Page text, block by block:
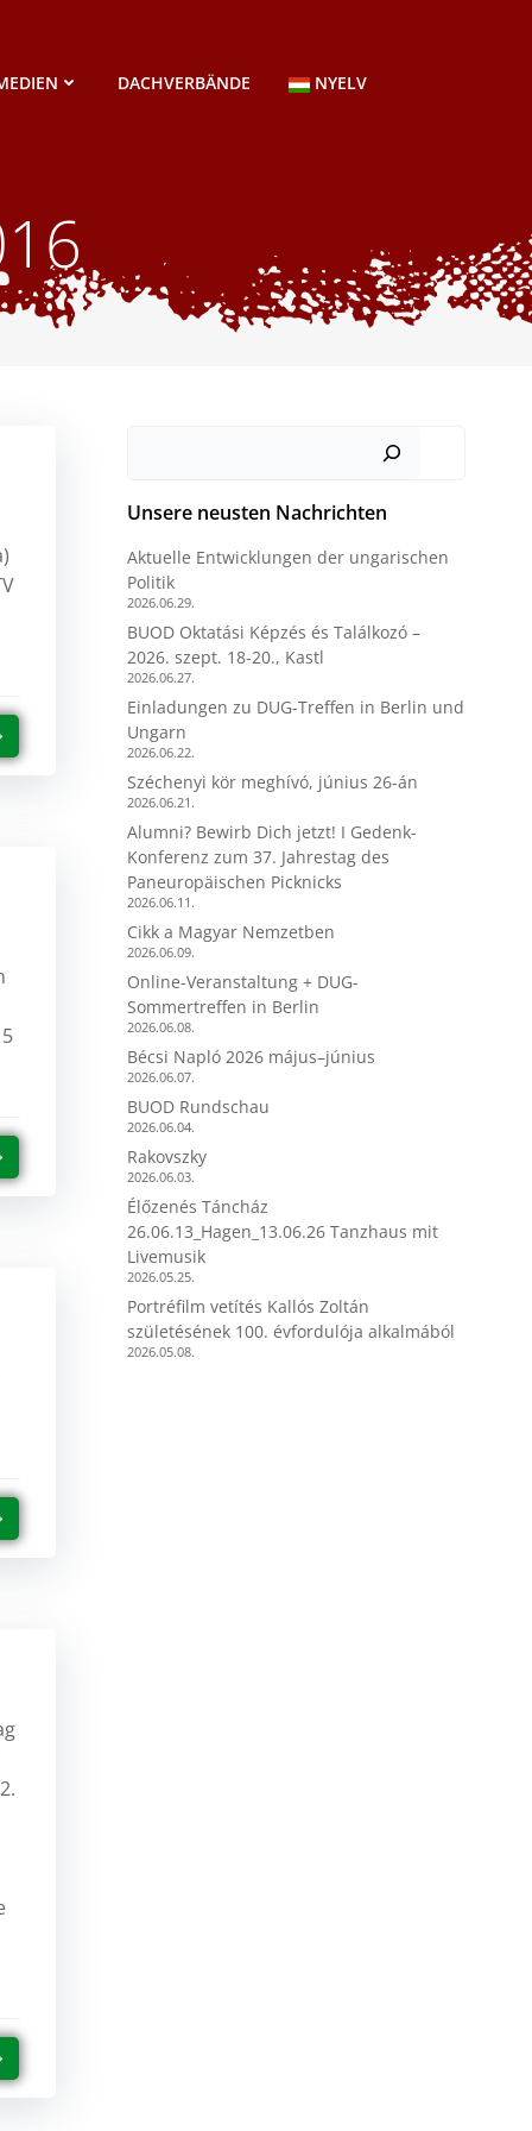
DACHVERBÄNDE NYELV
Unsere neusten Nachrichten
Aktuelle Entwicklungen der ungarischen
Politik
2026.06.29.
BUOD Oktatási Képzés és Találkozó –
2026. szept. 18-20., Kastl
2026.06.27.
Einladungen zu DUG-Treffen in Berlin und
Ungarn
2026.06.22.
Széchenyi kör meghívó, június 26-án
2026.06.21.
Alumni? Bewirb Dich jetzt! I Gedenk-
Konferenz zum 37. Jahrestag des
Paneuropäischen Picknicks
2026.06.11.
Cikk a Magyar Nemzetben
2026.06.09.
Online-Veranstaltung + DUG-
Sommertreffen in Berlin
2026.06.08.
Bécsi Napló 2026 május–június
2026.06.07.
BUOD Rundschau
2026.06.04.
Rakovszky
2026.06.03.
Élőzenés Táncház
26.06.13_Hagen_13.06.26 Tanzhaus mit
Livemusik
2026.05.25.
Portréfilm vetítés Kallós Zoltán
születésének 100. évfordulója alkalmából
2026.05.08.